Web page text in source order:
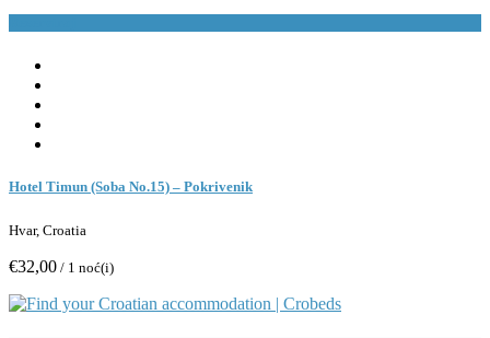
Hotel Timun (Soba No.15) – Pokrivenik
Hvar, Croatia
€32,00 / 1 noć(i)